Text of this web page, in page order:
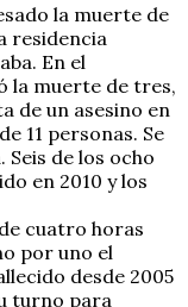
la muerte de
residencia
En el
la muerte de tres,
de un asesino en
11 personas. Se
de los ocho
en 2010 y los
cuatro horas
por uno el
desde 2005
turno para